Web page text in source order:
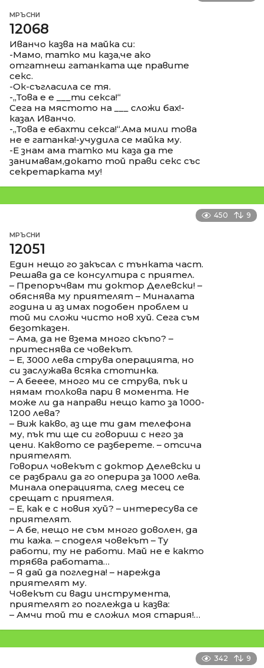
МРЪСНИ
12068
Иванчо казва на майка си:
-Мамо, татко ми каза,че ако
отгатнеш гатанката ще правите
секс.
-Ок-съгласила се тя.
-,,Това е е ___ти секса!“
Сега на мястото на ___ сложи бах!-
казал Иванчо.
-,,Това е ебахти секса!“.Ама мили това
не е гатанка!-учудила се майка му.
-Е знам ама татко ми каза да те
занимавам,докато той прави секс със
секретарката му!
450 9
МРЪСНИ
12051
Един нещо го закъсал с тънката част.
Решава да се консултира с приятел.
– Препоръчвам ти доктор Делевски! –
обяснява му приятелят – Миналата
година и аз имах подобен проблем и
той ми сложи чисто нов хуй. Сега съм
безотказен.
– Ама, да не взема много скъпо? –
притеснява се човекът.
– Е, 3000 лева струва операцията, но
си заслужава всяка стотинка.
– А бееее, много ми се струва, пък и
нямам толкова пари в момента. Не
може ли да направи нещо като за 1000-
1200 лева?
– Виж какво, аз ще ти дам телефона
му, пък ти ще си говориш с него за
цени. Каквото се разберете. – отсича
приятелят.
Говорил човекът с доктор Делевски и
се разбрали да го оперира за 1000 лева.
Минала операцията, след месец се
срещат с приятеля.
– Е, как е с новия хуй? – интересува се
приятелят.
– А бе, нещо не съм много доволен, да
ти кажа. – споделя човекът – Ту
работи, ту не работи. Май не е както
трябва работата…
– Я дай да погледна! – нарежда
приятелят му.
Човекът си вади инструмента,
приятелят го поглежда и казва:
– Амчи той ти е сложил моя стария!…
342 9